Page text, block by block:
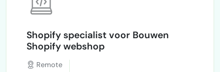
Shopify specialist voor Bouwen
Shopify webshop
Remote